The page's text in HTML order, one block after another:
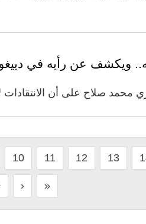
ويكشف عن رأيه في دييغو
صلاح على أن الانتقادات
10 11 12 13
› »